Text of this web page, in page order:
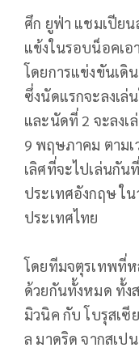
ศึก ยูฟ่า แชมเปียน
แข้งในรอบน็อคเ
โดยการแข่งขันเดิ
ซึ่งนัดแรกจะลงเ
และนัดที่ 2 จะลง
9 พฤษภาคม ตาม
เลิศที่จะไปเล่นกัน
ประเทศอังกฤษ ใ
ประเทศไทย
โดยทีมจตุรเทพที่
ด้วยกันทั้งหมด ทั้ง
มิวนิค กับ โบรุสเซี
ล มาดริด จากสเป